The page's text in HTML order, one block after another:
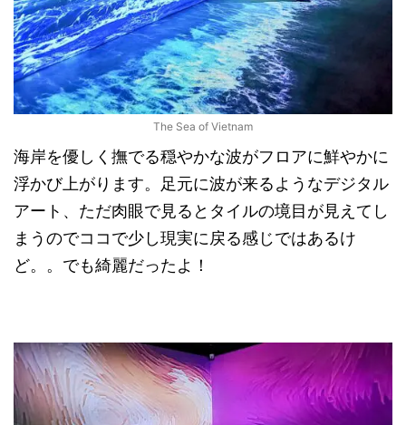
The Sea of Vietnam
海岸を優しく撫でる穏やかな波がフロアに鮮やかに
浮かび上がります。足元に波が来るようなデジタル
アート、ただ肉眼で見るとタイルの境目が見えてし
まうのでココで少し現実に戻る感じではあるけ
ど。。でも綺麗だったよ！